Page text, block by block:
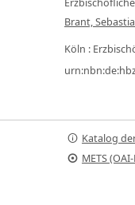
Brant,
Köln :
Katalog
METS